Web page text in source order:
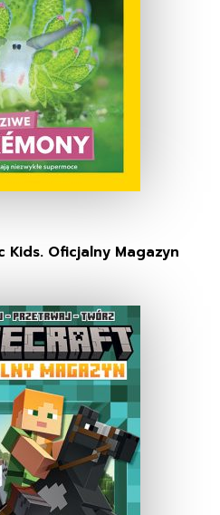
Oficjalny Magazyn